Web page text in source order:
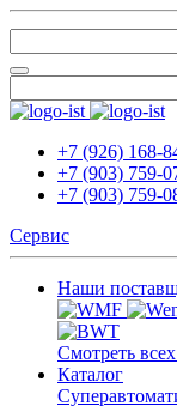
+7 (926) 168-
+7 (903) 759-
+7 (903) 759-
Сервис
Наши
Смотреть
Каталог